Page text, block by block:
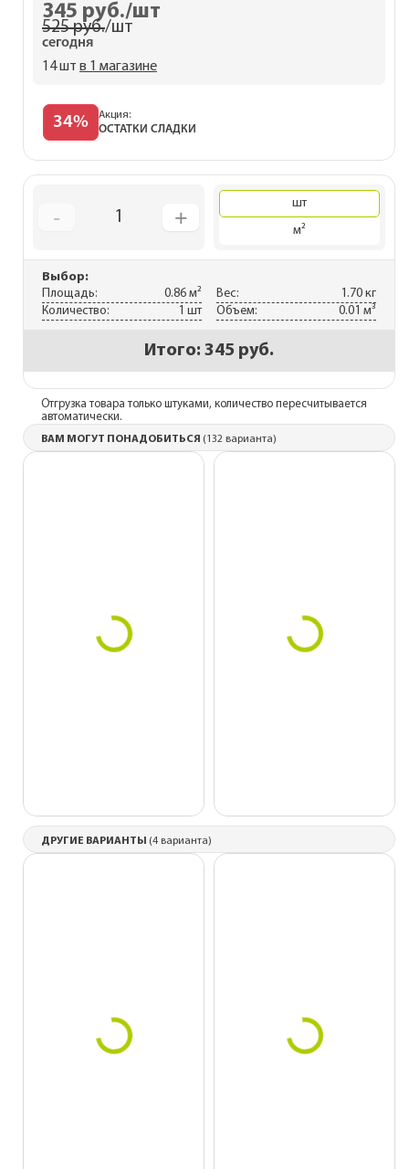
345 руб./шт
525 руб./шт
сегодня
14 шт в 1 магазине
34% Акция:
ОСТАТКИ СЛАДКИ
- 1 +
шт
м²
Выбор:
Площадь:
0.86 м² Вес:
1.70 кг
Количество:
1 шт Объем: 0.01 м³
Итого: 345 руб.
Отгрузка товара только штуками, количество пересчитывается
автоматически.
ВАМ МОГУТ ПОНАДОБИТЬСЯ (132 варианта)
ДРУГИЕ ВАРИАНТЫ (4 варианта)